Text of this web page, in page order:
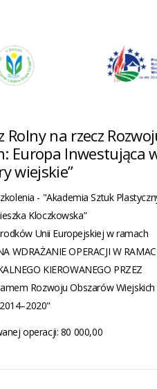
Rolny na rzecz
Europa Inwestująca
wiejskie”
- "Akademia Sztuk
Kloczkowska”
Unii Europejskiej w ramach
WDRAŻANIE OPERACJI W
KIEROWANEGO PRZEZ
Rozwoju Obszarów
operacji: 80 000,00